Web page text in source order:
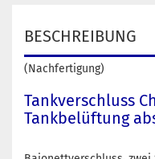
BESCHREIBUNG
(Nachfertigung)
Tankverschluss
Tankbelüftung